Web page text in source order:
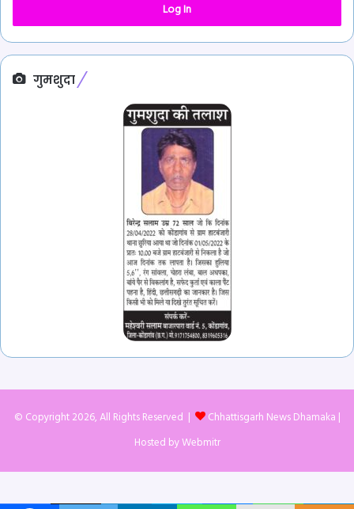
Log In
गुमशुदा
© Copyright 2026, All Rights Reserved | Chhattisgarh News Dhamaka |
Hosted byWebmitr